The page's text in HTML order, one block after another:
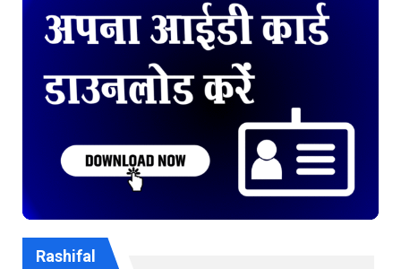
Rashifal